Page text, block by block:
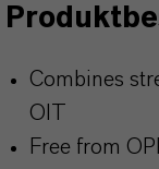
Combines
OIT
Free from